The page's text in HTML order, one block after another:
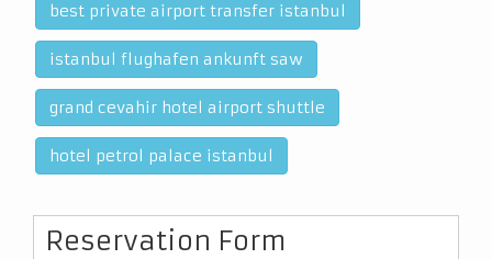
best private airport transfer istanbul
istanbul flughafen ankunft saw
grand cevahir hotel airport shuttle
hotel petrol palace istanbul
Reservation Form